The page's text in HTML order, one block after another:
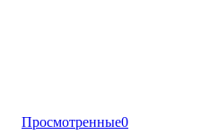
Просмотренные0